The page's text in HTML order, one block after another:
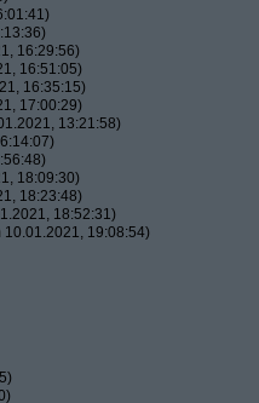
16:29:56)
16:51:05)
16:35:15)
17:00:29)
13:21:58)
18:09:30)
18:23:48)
18:52:31)
10.01.2021, 19:08:54)